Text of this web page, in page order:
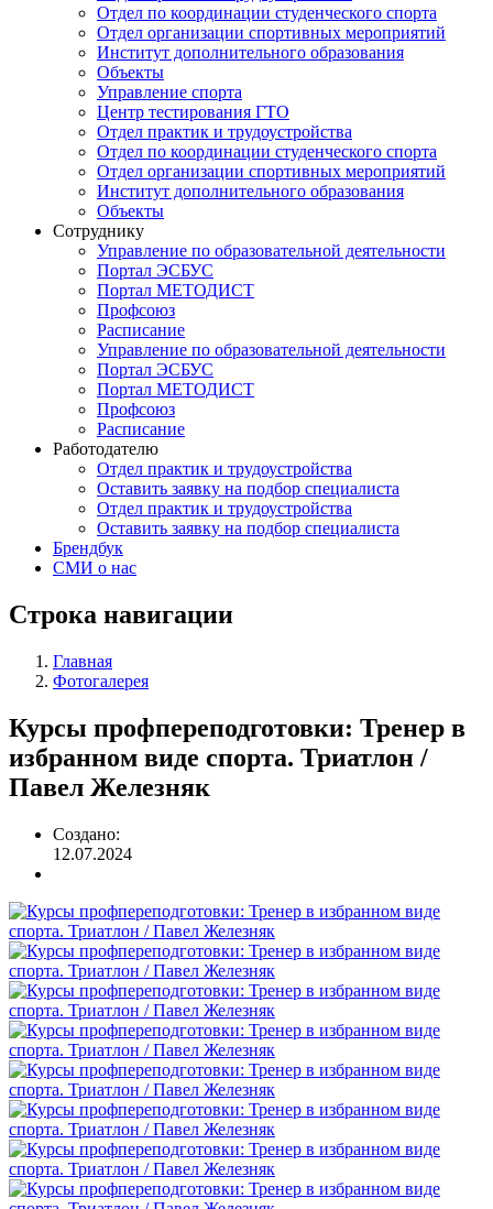
Отдел по координации студенческого спорта
Отдел организации спортивных мероприятий
Институт дополнительного образования
Объекты
Управление спорта
Центр тестирования ГТО
Отдел практик и трудоустройства
Отдел по координации студенческого спорта
Отдел организации спортивных мероприятий
Институт дополнительного образования
Объекты
Сотруднику
Управление по образовательной деятельности
Портал ЭСБУС
Портал МЕТОДИСТ
Профсоюз
Расписание
Управление по образовательной деятельности
Портал ЭСБУС
Портал МЕТОДИСТ
Профсоюз
Расписание
Работодателю
Отдел практик и трудоустройства
Оставить заявку на подбор специалиста
Отдел практик и трудоустройства
Оставить заявку на подбор специалиста
Брендбук
СМИ о нас
Строка навигации
Главная
Фотогалерея
Курсы профпереподготовки: Тренер в
избранном виде спорта. Триатлон /
Павел Железняк
Создано:
12.07.2024